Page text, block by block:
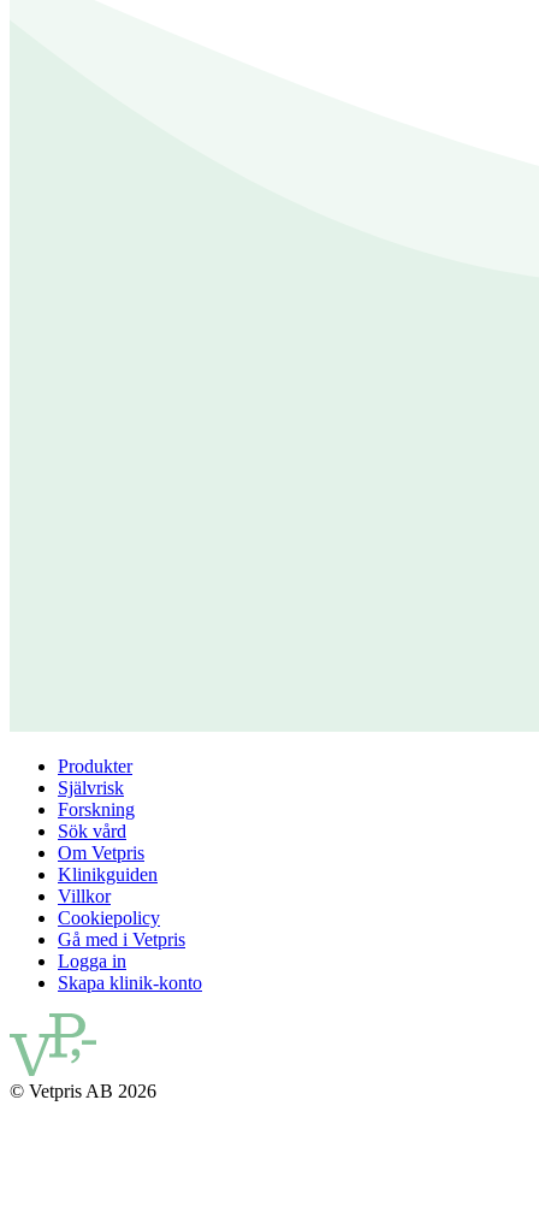
Produkter
Självrisk
Forskning
Sök vård
Om Vetpris
Klinikguiden
Villkor
Cookiepolicy
Gå med i Vetpris
Logga in
Skapa klinik-konto
© Vetpris AB 2026